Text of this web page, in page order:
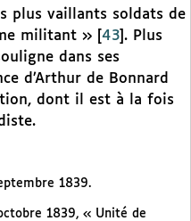
plus vaillants soldats de
militant »
43 . Plus
dans ses
d’Arthur de Bonnard
dont il est à la fois
1839.
1839, « Unité de